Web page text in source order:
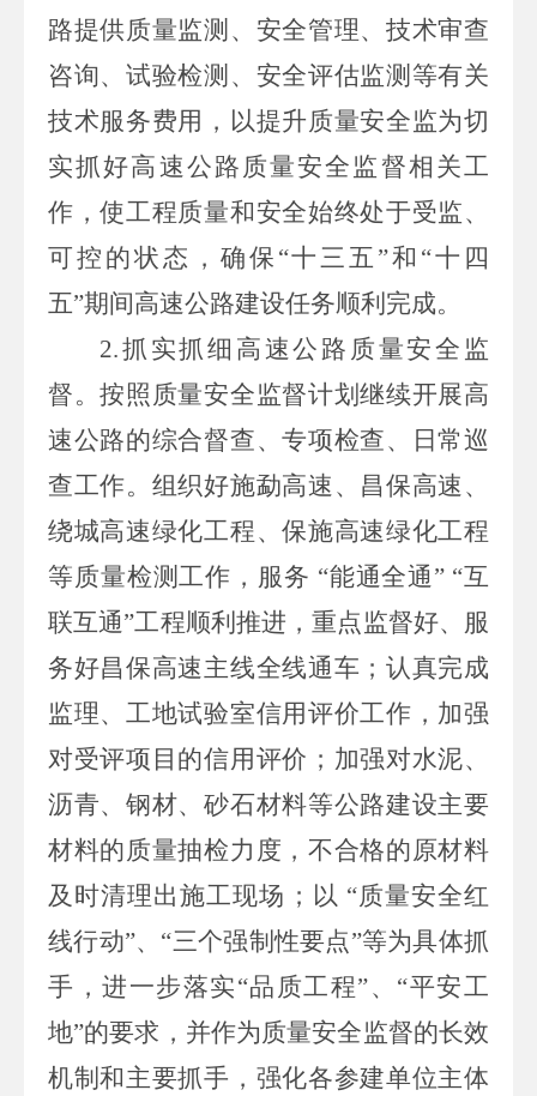
路提供质量监测、安全管理、技术审查
咨询、试验检测、安全评估监测等有关
技术服务费用，以提升质量安全监为切
实抓好高速公路质量安全监督相关工
作，使工程质量和安全始终处于受监、
可控的状态，确保 “十三五”和“十四
五”期间高速公路建设任务顺利完成。
2.抓实抓细高速公路质量安全监
督。按照质量安全监督计划继续开展高
速公路的综合督查、专项检查、日常巡
查工作。组织好施勐高速、昌保高速、
绕城高速绿化工程、保施高速绿化工程
等质量检测工作，服务 “能通全通” “互
联互通”工程顺利推进，重点监督好、服
务好昌保高速主线全线通车；认真完成
监理、工地试验室信用评价工作，加强
对受评项目的信用评价；加强对水泥、
沥青、钢材、砂石材料等公路建设主要
材料的质量抽检力度，不合格的原材料
及时清理出施工现场；以 “质量安全红
线行动”、“三个强制性要点”等为具体抓
手，进一步落实“品质工程”、“平安工
地”的要求，并作为质量安全监督的长效
机制和主要抓手，强化各参建单位主体